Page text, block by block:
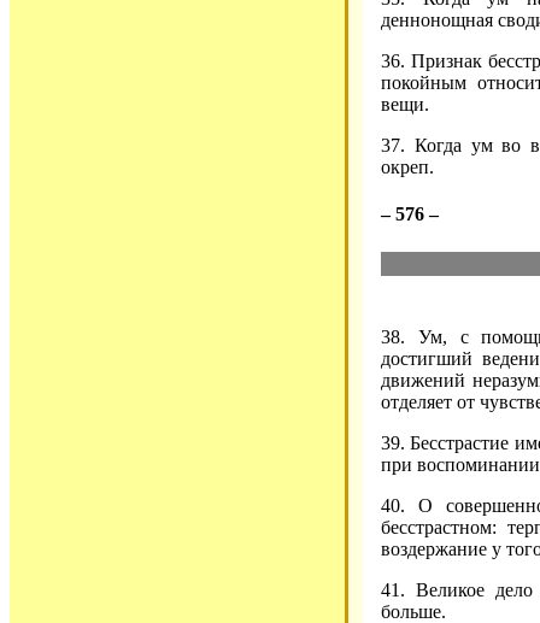
деннонощная
36. Признак
покойным
вещи.
37. Когда ум во
окреп.
– 576 –
38. Ум, с
достигший
движений
отделяет от
39. Бесстрастие
при
40. О
бесстрастном:
воздержание у
41. Великое дело
больше.